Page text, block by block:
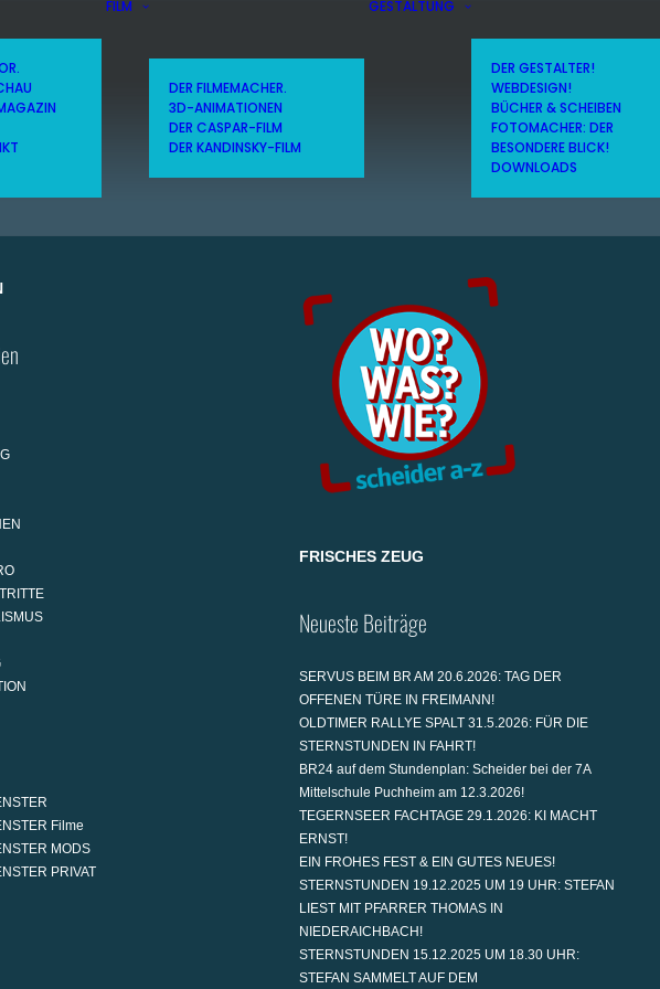
FILM
DER FILMEMACHER.
3D-ANIMATIONEN
DER CASPAR-FILM
DER KANDINSKY-FILM
GESTALTUNG
DER GESTALTER!
WEBDESIGN!
BÜCHER & SCHEIBEN
FOTOMACHER: DER
BESONDERE BLICK!
DOWNLOADS
Filme
MODS
PRIVAT
FRISCHES ZEUG
Neueste Beiträge
SERVUS BEIM BR AM 20.6.2026: TAG DER
OFFENEN TÜRE IN FREIMANN!
OLDTIMER RALLYE SPALT 31.5.2026: FÜR DIE
STERNSTUNDEN IN FAHRT!
BR24 auf dem Stundenplan: Scheider bei der 7A
Mittelschule Puchheim am 12.3.2026!
TEGERNSEER FACHTAGE 29.1.2026: KI MACHT
ERNST!
EIN FROHES FEST & EIN GUTES NEUES!
STERNSTUNDEN 19.12.2025 UM 19 UHR: STEFAN
LIEST MIT PFARRER THOMAS IN
NIEDERAICHBACH!
STERNSTUNDEN 15.12.2025 UM 18.30 UHR:
STEFAN SAMMELT AUF DEM